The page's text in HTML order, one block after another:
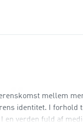
mellem
identitet. I forhold
verden fuld af